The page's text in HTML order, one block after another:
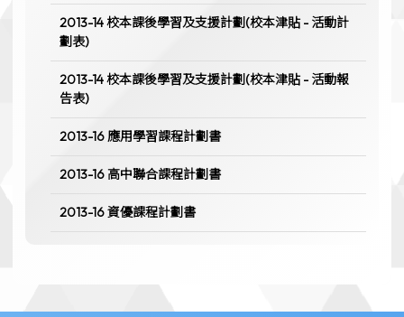
2013-14 校本課後學習及支援計劃(校本津貼 - 活動計
劃表)
2013-14 校本課後學習及支援計劃(校本津貼 - 活動報
告表)
2013-16 應用學習課程計劃書
2013-16 高中聯合課程計劃書
2013-16 資優課程計劃書